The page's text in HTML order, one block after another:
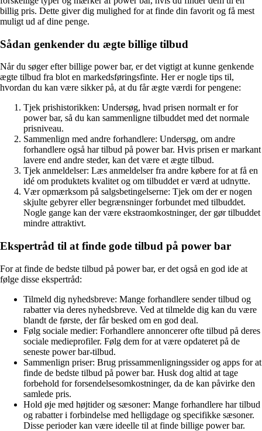
billig pris. Dette giver dig mulighed for at finde din favorit og få mest
muligt ud af dine penge.
Sådan genkender du ægte billige tilbud
Når du søger efter billige power bar, er det vigtigt at kunne genkende
ægte tilbud fra blot en markedsføringsfinte. Her er nogle tips til,
hvordan du kan være sikker på, at du får ægte værdi for pengene:
Tjek prishistorikken: Undersøg, hvad prisen normalt er for
power bar, så du kan sammenligne tilbuddet med det normale
prisniveau.
Sammenlign med andre forhandlere: Undersøg, om andre
forhandlere også har tilbud på power bar. Hvis prisen er markant
lavere end andre steder, kan det være et ægte tilbud.
Tjek anmeldelser: Læs anmeldelser fra andre købere for at få en
idé om produktets kvalitet og om tilbuddet er værd at udnytte.
Vær opmærksom på salgsbetingelserne: Tjek om der er nogen
skjulte gebyrer eller begrænsninger forbundet med tilbuddet.
Nogle gange kan der være ekstraomkostninger, der gør tilbuddet
mindre attraktivt.
Ekspertråd til at finde gode tilbud på power bar
For at finde de bedste tilbud på power bar, er det også en god ide at
følge disse ekspertråd:
Tilmeld dig nyhedsbreve: Mange forhandlere sender tilbud og
rabatter via deres nyhedsbreve. Ved at tilmelde dig kan du være
blandt de første, der får besked om en god deal.
Følg sociale medier: Forhandlere annoncerer ofte tilbud på deres
sociale medieprofiler. Følg dem for at være opdateret på de
seneste power bar-tilbud.
Sammenlign priser: Brug prissammenligningssider og apps for at
finde de bedste tilbud på power bar. Husk dog altid at tage
forbehold for forsendelsesomkostninger, da de kan påvirke den
samlede pris.
Hold øje med højtider og sæsoner: Mange forhandlere har tilbud
og rabatter i forbindelse med helligdage og specifikke sæsoner.
Disse perioder kan være ideelle til at finde billige power bar.